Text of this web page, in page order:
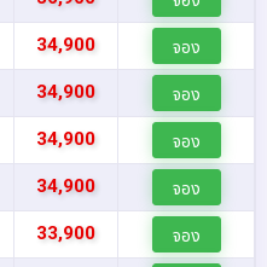
34,900 จอง
34,900 จอง
34,900 จอง
34,900 จอง
33,900 จอง